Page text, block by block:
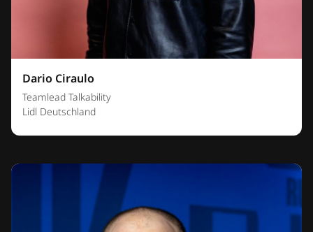
Dario Ciraulo
Teamlead Talkability
Lidl Deutschland